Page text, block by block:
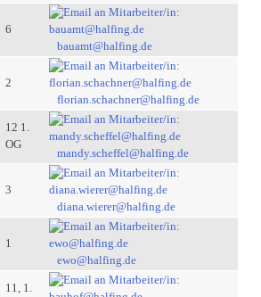
6
bauamt@halfing.de
2
florian.schachner@halfing.de
12 1.
OG
mandy.scheffel@halfing.de
3
diana.wierer@halfing.de
1
ewo@halfing.de
11, 1.